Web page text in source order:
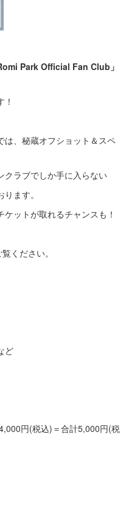
Park Official Fan Club」
は、秘蔵オフショット＆スペ
クラブでしか手に入らない
ます。
ットが取れるチャンスも！
ください。
ど
円(税込)＝合計5,000円(税